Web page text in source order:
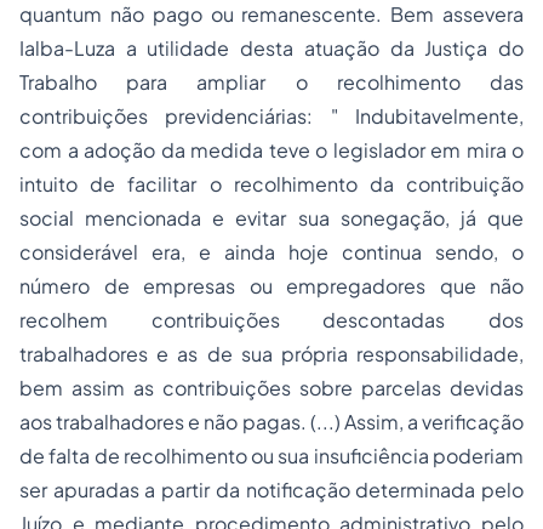
quantum não pago ou remanescente. Bem assevera
Ialba-Luza a utilidade desta atuação da Justiça do
Trabalho para ampliar o recolhimento das
contribuições previdenciárias: " Indubitavelmente,
com a adoção da medida teve o legislador em mira o
intuito de facilitar o recolhimento da contribuição
social mencionada e evitar sua sonegação, já que
considerável era, e ainda hoje continua sendo, o
número de empresas ou empregadores que não
recolhem contribuições descontadas dos
trabalhadores e as de sua própria responsabilidade,
bem assim as contribuições sobre parcelas devidas
aos trabalhadores e não pagas. (...) Assim, a verificação
de falta de recolhimento ou sua insuficiência poderiam
ser apuradas a partir da notificação determinada pelo
Juízo e mediante procedimento administrativo pelo